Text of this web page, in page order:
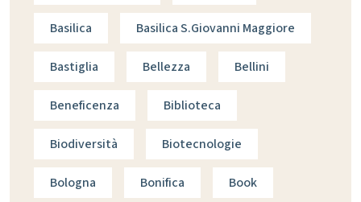
Basilica Basilica S.giovanni Maggiore
Bastiglia Bellezza Bellini
Beneficenza Biblioteca
Biodiversità Biotecnologie
Bologna Bonifica Book